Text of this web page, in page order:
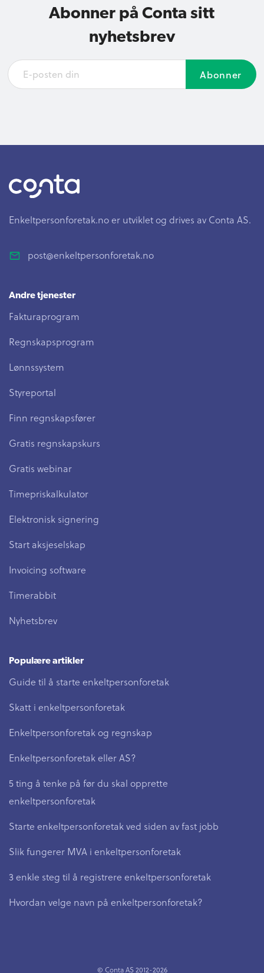
Abonner på Conta sitt
nyhetsbrev
Enkeltpersonforetak.no er utviklet og drives av Conta AS.
post@enkeltpersonforetak.no
Andre tjenester
Fakturaprogram
Regnskapsprogram
Lønnssystem
Styreportal
Finn regnskapsfører
Gratis regnskapskurs
Gratis webinar
Timepriskalkulator
Elektronisk signering
Start aksjeselskap
Invoicing software
Timerabbit
Nyhetsbrev
Populære artikler
Guide til å starte enkeltpersonforetak
Skatt i enkeltpersonforetak
Enkeltpersonforetak og regnskap
Enkeltpersonforetak eller AS?
5 ting å tenke på før du skal opprette
enkeltpersonforetak
Starte enkeltpersonforetak ved siden av fast jobb
Slik fungerer MVA i enkeltpersonforetak
3 enkle steg til å registrere enkeltpersonforetak
Hvordan velge navn på enkeltpersonforetak?
© Conta AS 2012-2026